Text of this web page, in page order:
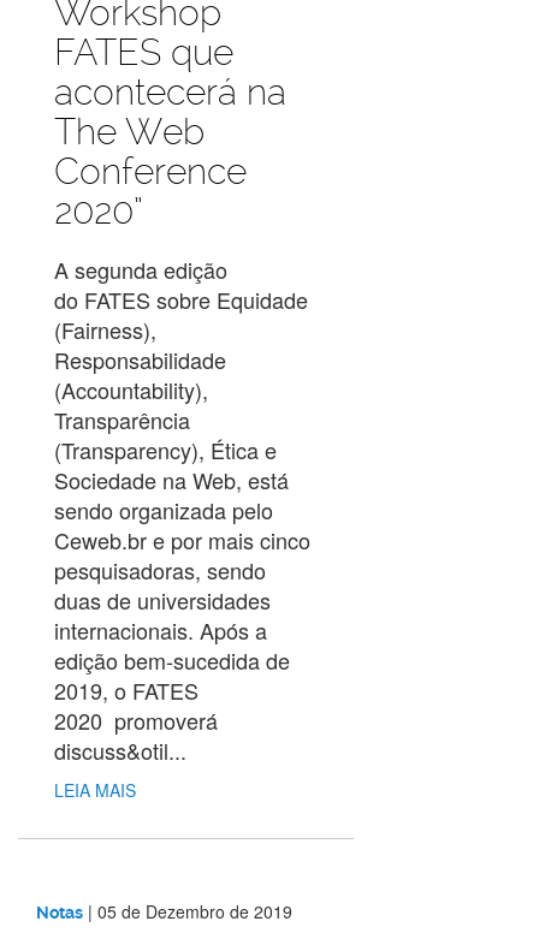
Workshop
FATES que
acontecerá na
The Web
Conference
2020”
A segunda edição
do FATES sobre Equidade
(Fairness),
Responsabilidade
(Accountability),
Transparência
(Transparency), Ética e
Sociedade na Web, está
sendo organizada pelo
Ceweb.br e por mais cinco
pesquisadoras, sendo
duas de universidades
internacionais. Após a
edição bem-sucedida de
2019, o FATES
2020 promoverá
discuss&otil...
LEIA MAIS
Notas | 05 de Dezembro de 2019